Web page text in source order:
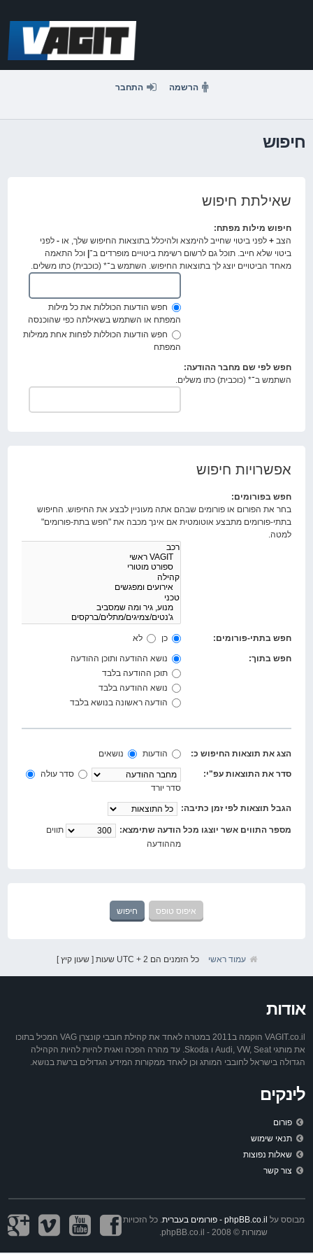
הרשמה התחבר
חיפוש
שאילתת חיפוש
חיפוש מילות מפתח:
הצב+ לפני ביטוי שחייב להימצא ולהיכלל בתוצאות החיפוש שלך, או- לפני
ביטוי שלא חייב. תוכל גם לרשום רשימת ביטויים מופרדים ב־| וכל התאמה
מאחד הביטויים יוצג לך בתוצאות החיפוש. השתמש ב־* (כוכבית) כתו משלים.
חפש הודעות הכוללות את כל מילות
המפתח או השתמש בשאילתה כפי שהוכנסה
חפש הודעות הכוללות לפחות אחת ממילות
המפתח
חפש לפי שם מחבר ההודעה:
השתמש ב־* (כוכבית) כתו משלים.
אפשרויות חיפוש
חפש בפורומים:
בחר את הפורום או פורומים שבהם אתה מעוניין לבצע את החיפוש. החיפוש
בתתי-פורומים מתבצע אוטומטית אם אינך מכבה את "חפש בתת-פורומים"
למטה.
חפש בתתי-פורומים: כן לא
חפש בתוך:
נושא ההודעה ותוכן ההודעה
תוכן ההודעה בלבד
נושא ההודעה בלבד
הודעה ראשונה בנושא בלבד
הצג את תוצאות החיפוש כ: הודעות נושאים
סדר את התוצאות עפ"י:
סדר עולה
סדר יורד
הגבל תוצאות לפי זמן כתיבה:
מספר התווים אשר יוצגו מכל הודעה שתימצא:
תווים
מההודעה
עמוד ראשי כל הזמנים הם UTC + 2 שעות [ שעון קיץ ]
אודות
VAGIT.co.il הוקמה ב2011 במטרה לאחד את קהילת חובבי קונצרן VAG המכיל בתוכו
את מותגי Audi, VW, Seat ו Skoda. עד מהרה הפכה ואגית להיות להיות הקהילה
הגדולה בישראל לחובבי המותג וכן לאחד ממקורות המידע הגדולים ברשת בנושא.
לינקים
פורום
תנאי שימוש
שאלות נפוצות
צור קשר
מבוסס על phpBB.co.il - פורומים בעברית
. כל הזכויות
שמורות © 2008 - phpBB.co.il.